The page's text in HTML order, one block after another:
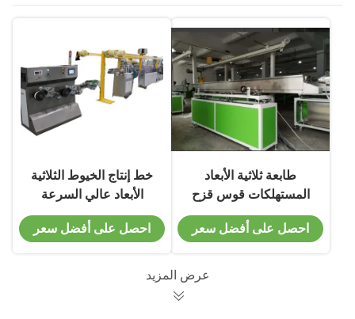
طابعة ثلاثية الأبعاد
المستهلكات قوس قزح
رسومات الألوان محفز
السرعة العالية خط إنتاج
احصل على أفضل سعر
خط إنتاج الخيوط الثلاثية
الأبعاد عالي السرعة
احصل على أفضل سعر
عرض المزيد